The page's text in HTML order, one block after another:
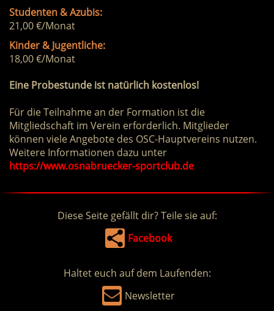
Studenten & Azubis:
21,00 €/Monat
Kinder & Jugentliche:
18,00 €/Monat
Eine Probestunde ist natürlich kostenlos!
Für die Teilnahme an der Formation ist die
Mitgliedschaft im Verein erforderlich. Mitglieder
können viele Angebote des OSC-Hauptvereins nutzen.
Weitere Informationen dazu unter
https://www.osnabruecker-sportclub.de
Diese Seite gefällt dir? Teile sie auf:
Facebook
Haltet euch auf dem Laufenden:
Newsletter